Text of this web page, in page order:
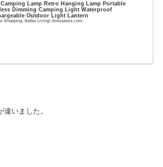
Camping Lamp Retro Hanging Lamp Portable
Dimming Camping Light Waterproof
Outdoor Light Lantern
Shopping, Better Living! Aliexpress.com
いました。